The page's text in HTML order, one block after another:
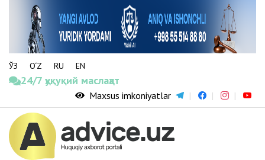
ЎЗ O‘Z RU EN
24/7 ҳуқуқий маслаҳат
Maxsus imkoniyatlar